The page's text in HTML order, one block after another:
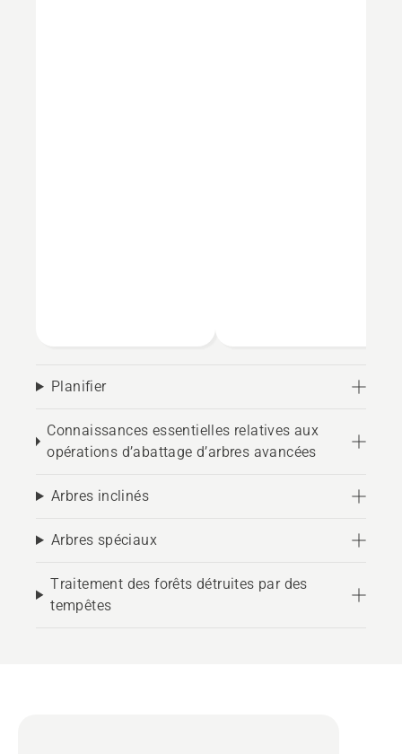
Planifier
Connaissances essentielles relatives aux
opérations d’abattage d’arbres avancées
Arbres inclinés
Arbres spéciaux
Traitement des forêts détruites par des
tempêtes